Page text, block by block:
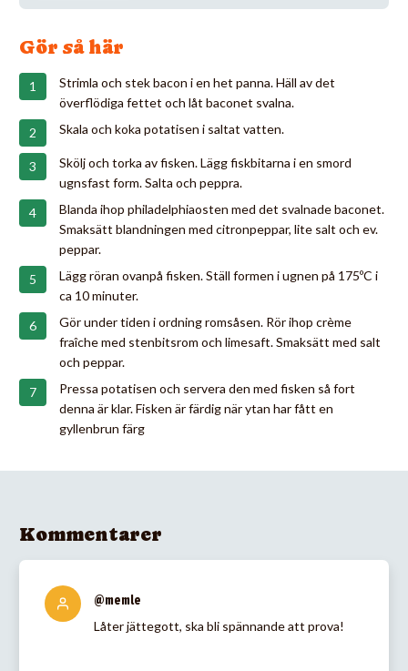
Gör så här
Strimla och stek bacon i en het panna. Häll av det
överflödiga fettet och låt baconet svalna.
Skala och koka potatisen i saltat vatten.
Skölj och torka av fisken. Lägg fiskbitarna i en smord
ugnsfast form. Salta och peppra.
Blanda ihop philadelphiaosten med det svalnade baconet.
Smaksätt blandningen med citronpeppar, lite salt och ev.
peppar.
Lägg röran ovanpå fisken. Ställ formen i ugnen på 175ºC i
ca 10 minuter.
Gör under tiden i ordning romsåsen. Rör ihop crème
fraîche med stenbitsrom och limesaft. Smaksätt med salt
och peppar.
Pressa potatisen och servera den med fisken så fort
denna är klar. Fisken är färdig när ytan har fått en
gyllenbrun färg
Kommentarer
@memle
Låter jättegott, ska bli spännande att prova!